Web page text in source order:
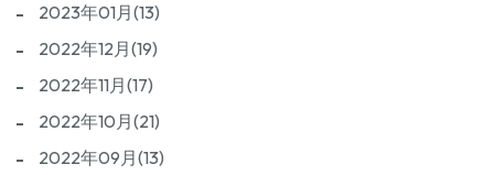
2023年01月(13)
2022年12月(19)
2022年11月(17)
2022年10月(21)
2022年09月(13)